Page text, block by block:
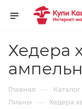
Хедера
Главная — Каталог
Лианы — Хедера